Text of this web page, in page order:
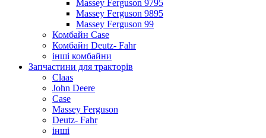
Massey Ferguson 9795
Massey Ferguson 9895
Massey Ferguson 99
Комбайн Case
Комбайн Deutz- Fahr
інші комбайни
Запчастини для тракторів
Claas
John Deere
Case
Massey Ferguson
Deutz- Fahr
інші